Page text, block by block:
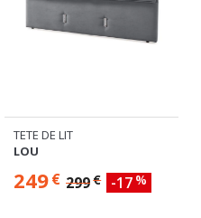
TETE DE LIT
LOU
249